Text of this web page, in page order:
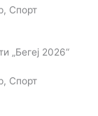
, Спорт
„Бегеј 2026“
, Спорт